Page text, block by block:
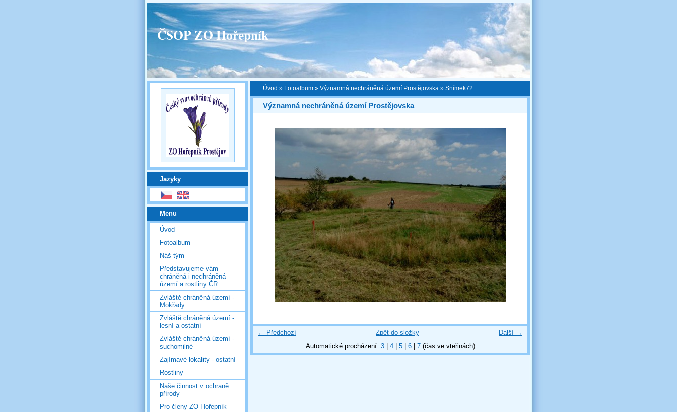
ČSOP ZO Hořepník
Úvod » Fotoalbum » Významná nechráněná území Prostějovska » Snímek72
Významná nechráněná území Prostějovska
← Předchozí Další →
Zpět do složky
Automatické procházení: 3| 4| 5| 6| 7(čas ve vteřinách)
Jazyky
Menu
Úvod
Fotoalbum
Náš tým
Představujeme vám
chráněná i nechráněná
území a rostliny ČR
Zvláště chráněná území -
Mokřady
Zvláště chráněná území -
lesní a ostatní
Zvláště chráněná území -
suchomilné
Zajímavé lokality - ostatní
Rostliny
Naše činnost v ochraně
přírody
Pro členy ZO Hořepník